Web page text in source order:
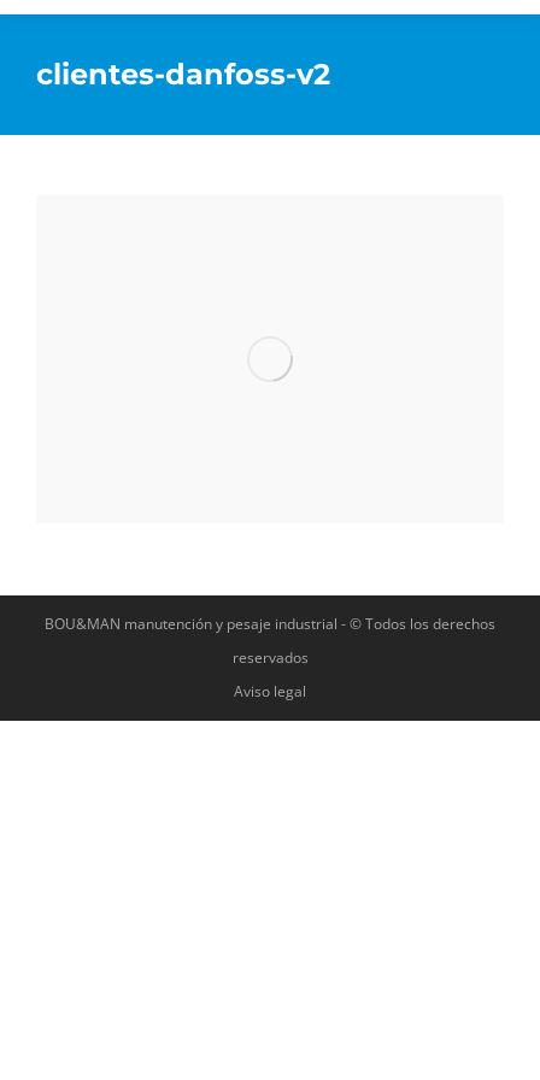
clientes-danfoss-v2
BOU&MAN manutención y pesaje industrial - © Todos los derechos
reservados
Aviso legal